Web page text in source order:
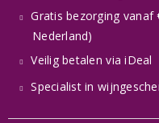
Gratis bezorging vanaf
Nederland)
Veilig betalen via iDeal
Specialist in